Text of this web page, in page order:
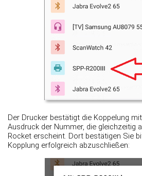
Der Drucker bestätigt die Koppelung
Ausdruck der Nummer, die gleichzeitig
Rocket erscheint. Dort bestätigen Sie
Kopplung erfolgreich abzuschließen: